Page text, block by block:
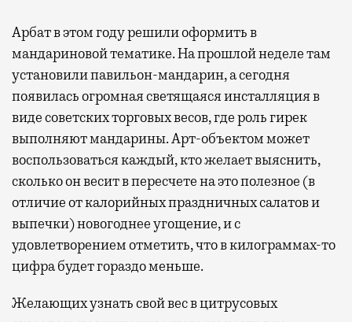
Арбат в этом году решили оформить в
мандариновой тематике. На прошлой неделе там
установили павильон-мандарин, а сегодня
появилась огромная светящаяся инсталляция в
виде советских торговых весов, где роль гирек
выполняют мандарины. Арт-объектом может
воспользоваться каждый, кто желает выяснить,
сколько он весит в пересчете на это полезное (в
отличие от калорийных праздничных салатов и
выпечки) новогоднее угощение, и с
удовлетворением отметить, что в килограммах-то
цифра будет гораздо меньше.
Желающих узнать свой вес в цитрусовых